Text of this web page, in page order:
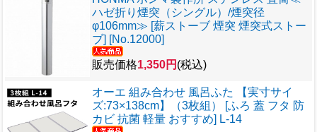
ハゼ折り煙突（シングル）/煙突径
φ106mm≫ [薪ストーブ 煙突 煙突式ストー
ブ] [No.12000]
販売価格1,350円 (税込)
オーエ 組み合わせ 風呂ふた 【実寸サイ
ズ:73×138cm】（3枚組） [ふろ 蓋 フタ 防
カビ 抗菌 軽量 おすすめ] L-14